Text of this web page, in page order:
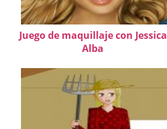
Juego de maquillaje con Jessica
Alba